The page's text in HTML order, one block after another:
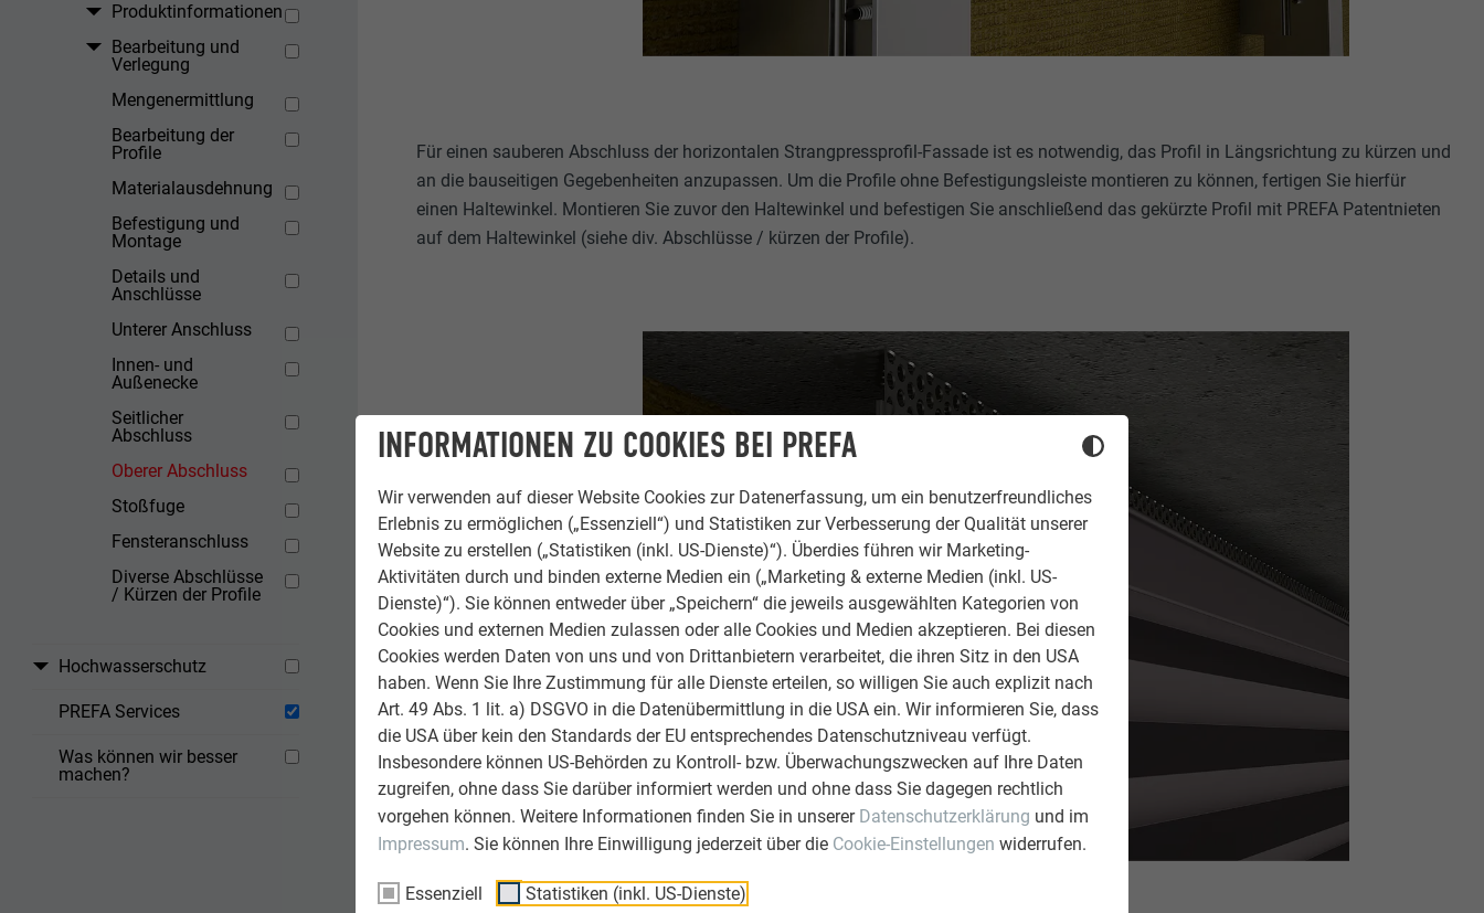
INFORMATIONEN ZU COOKIES BEI PREFA
Wir verwenden auf dieser Website Cookies zur Datenerfassung, um ein benutzerfreundliches
Erlebnis zu ermöglichen („Essenziell“) und Statistiken zur Verbesserung der Qualität unserer
Website zu erstellen („Statistiken (inkl. US-Dienste)“). Überdies führen wir Marketing-
Aktivitäten durch und binden externe Medien ein („Marketing & externe Medien (inkl. US-
Dienste)“). Sie können entweder über „Speichern“ die jeweils ausgewählten Kategorien von
Cookies und externen Medien zulassen oder alle Cookies und Medien akzeptieren. Bei diesen
Cookies werden Daten von uns und von Drittanbietern verarbeitet, die ihren Sitz in den USA
haben. Wenn Sie Ihre Zustimmung für alle Dienste erteilen, so willigen Sie auch explizit nach
Art. 49 Abs. 1 lit. a) DSGVO in die Datenübermittlung in die USA ein. Wir informieren Sie, dass
die USA über kein den Standards der EU entsprechendes Datenschutzniveau verfügt.
Insbesondere können US-Behörden zu Kontroll- bzw. Überwachungszwecken auf Ihre Daten
zugreifen, ohne dass Sie darüber informiert werden und ohne dass Sie dagegen rechtlich
vorgehen können. Weitere Informationen finden Sie in unserer Datenschutzerklärung und im
Impressum. Sie können Ihre Einwilligung jederzeit über die Cookie-Einstellungen widerrufen.
Essenziell Statistiken (inkl. US-Dienste)
Produktinformationen
Bearbeitung und
Verlegung
Mengenermittlung
Bearbeitung der
Profile
Materialausdehnung
Befestigung und
Montage
Details und
Anschlüsse
Unterer Anschluss
Innen- und
Außenecke
Seitlicher
Abschluss
Oberer Abschluss
Stoßfuge
Fensteranschluss
Diverse Abschlüsse
/ Kürzen der Profile
Hochwasserschutz
PREFA Services
Was können wir besser
machen?
Für einen sauberen Abschluss der horizontalen Strangpressprofil-Fassade ist es notwendig, das Profil in Längsrichtung zu kürzen und
an die bauseitigen Gegebenheiten anzupassen. Um die Profile ohne Befestigungsleiste montieren zu können, fertigen Sie hierfür
einen Haltewinkel. Montieren Sie zuvor den Haltewinkel und befestigen Sie anschließend das gekürzte Profil mit PREFA Patentnieten
auf dem Haltewinkel (siehe div. Abschlüsse / kürzen der Profile).